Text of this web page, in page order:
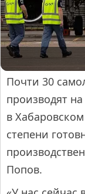
Почти 30
производят
в
степени
Попов.